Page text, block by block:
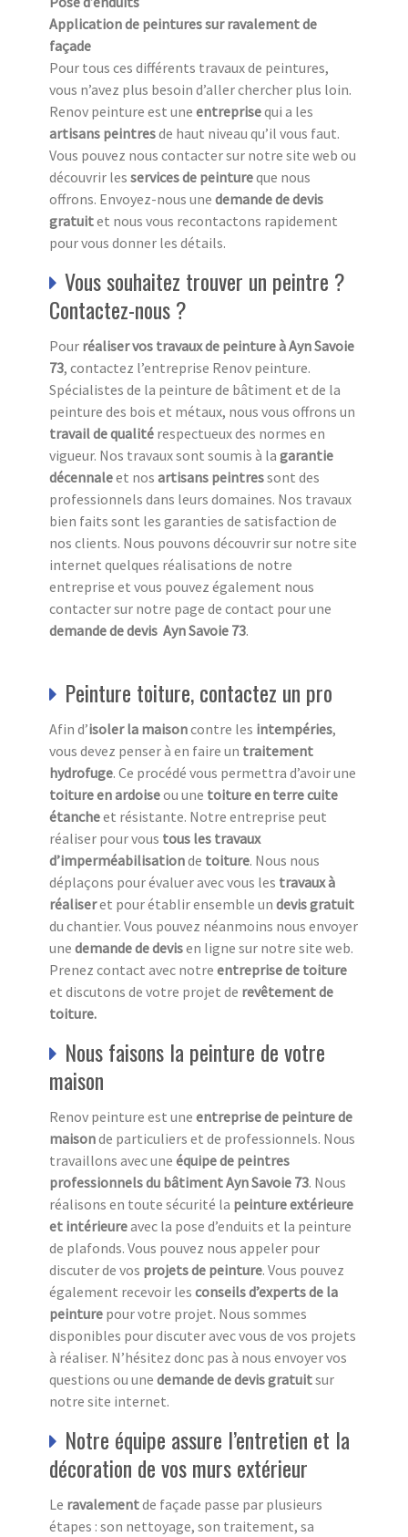
Application de peintures sur ravalement de
façade
Pour tous ces différents travaux de peintures,
vous n’avez plus besoin d’aller chercher plus loin.
Renov peinture est une entreprisequi a les
artisans peintresde haut niveau qu’il vous faut.
Vous pouvez nous contacter sur notre site web ou
découvrir les services de peintureque nous
offrons. Envoyez-nous une demande de devis
gratuitet nous vous recontactons rapidement
pour vous donner les détails.
Vous souhaitez trouver un peintre ?
Contactez-nous ?
Pour réaliser vos travaux de peinture à Ayn Savoie
73, contactez l’entreprise Renov peinture.
Spécialistes de la peinture de bâtiment et de la
peinture des bois et métaux, nous vous offrons un
travail de qualité respectueux des normes en
vigueur. Nos travaux sont soumis à la garantie
décennaleet nos artisans peintressont des
professionnels dans leurs domaines. Nos travaux
bien faits sont les garanties de satisfaction de
nos clients. Nous pouvons découvrir sur notre site
internet quelques réalisations de notre
entreprise et vous pouvez également nous
contacter sur notre page de contact pour une
demande de devis Ayn Savoie 73.
Peinture toiture, contactez un pro
Afin d’isoler la maisoncontre les intempéries,
vous devez penser à en faire un traitement
hydrofuge. Ce procédé vous permettra d’avoir une
toiture en ardoiseou une toiture en terre cuite
étancheet résistante. Notre entreprise peut
réaliser pour vous tous les travaux
d’imperméabilisationde toiture. Nous nous
déplaçons pour évaluer avec vous les travaux à
réaliseret pour établir ensemble un devis gratuit
du chantier. Vous pouvez néanmoins nous envoyer
une demande de devisen ligne sur notre site web.
Prenez contact avec notre entreprise de toiture
et discutons de votre projet de revêtement de
toiture.
Nous faisons la peinture de votre
maison
Renov peinture est une entreprise de peinture de
maisonde particuliers et de professionnels. Nous
travaillons avec une équipe de peintres
professionnels du bâtiment Ayn Savoie 73. Nous
réalisons en toute sécurité la peinture extérieure
et intérieureavec la pose d’enduits et la peinture
de plafonds. Vous pouvez nous appeler pour
discuter de vos projets de peinture. Vous pouvez
également recevoir les conseils d’experts de la
peinture pour votre projet. Nous sommes
disponibles pour discuter avec vous de vos projets
à réaliser. N’hésitez donc pas à nous envoyer vos
questions ou une demande de devis gratuitsur
notre site internet.
Notre équipe assure l’entretien et la
décoration de vos murs extérieur
Le ravalementde façade passe par plusieurs
étapes : son nettoyage, son traitement, sa